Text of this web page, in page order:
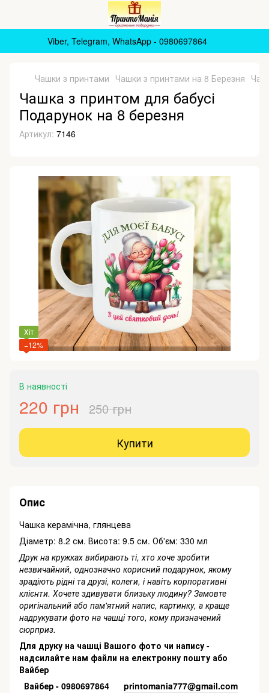
Viber, Telegram, WhatsApp - 0980697864
Чашки з принтами Чашки з принтами на 8 Березня
Чашка з принтом для бабусі
Подарунок на 8 березня
Артикул: 7146
Хіт
−12%
В наявності
220 грн 250 грн
Купити
Опис
Чашка керамічна, глянцева
Діаметр: 8.2 см. Висота: 9.5 см. Об'єм: 330 мл
Друк на кружках вибирають ті, хто хоче зробити
незвичайний, однозначно корисний подарунок, якому
зрадіють рідні та друзі, колеги, і навіть корпоративні
клієнти. Хочете здивувати близьку людину? Замовте
оригінальний або пам'ятний напис, картинку, а краще
надрукувати фото на чашці того, кому призначений
сюрприз.
Для друку на чашці Вашого фото чи напису -
надсилайте нам файли на електронну пошту або
Вайбер
Вайбер - 0980697864
printomania777@gmail.com